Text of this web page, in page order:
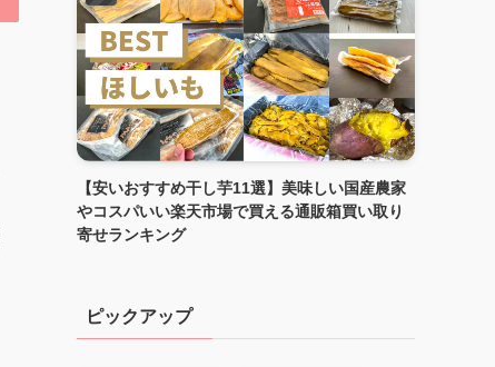
【安いおすすめ干し芋11選】美味しい国産農家
やコスパいい楽天市場で買える通販箱買い取り
寄せランキング
ピックアップ